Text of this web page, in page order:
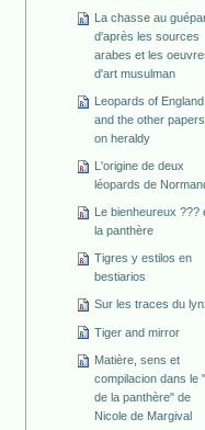
La chasse au
d'après les sources
arabes et les
d'art musulman
Leopards of England
and the other papers
on heraldy
L'origine de deux
léopards de
Le bienheureux ???
la panthère
Tigres y estilos en
bestiarios
Sur les traces du
Tiger and mirror
Matière, sens et
compilacion dans le
de la panthère" de
Nicole de Margival